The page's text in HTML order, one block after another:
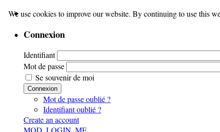
Connexion
Identifiant
Mot de passe
Se souvenir de moi
Connexion
Mot de passe oublié ?
Identifiant oublié ?
Create an account
We use cookies to improve our website. By continuing to use this